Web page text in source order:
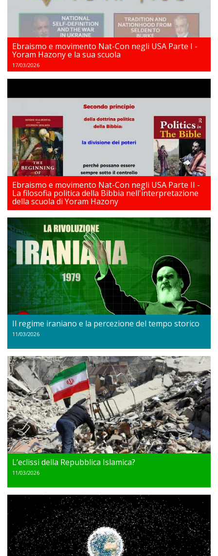
Ebraismo e movimento Nat-Con negli USA Parte I -
Yoram Hazony e la sua scuola
17/03/2026
Ebraismo e movimento Nat-Con negli USA Parte II -
La filosofia politica della Bibbia nell'interpretazione
della scuola di Yoram Hazony
17/03/2026
Il regime iraniano e la percezione del tempo storico
11/03/2026
L’eclissi della Repubblica Islamica?
11/03/2026